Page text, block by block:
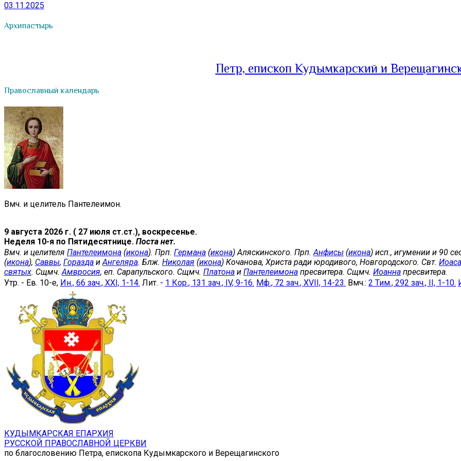
03.11.2025
Архипастырь
Петр, епископ Кудымкарский и
Православный календарь
Вмч. и целитель Пантелеимон.
9 августа 2026 г. ( 27 июля ст.ст.), воскресенье.
Неделя 10-я по Пятидесятнице. Поста нет.
Вмч. и целителя Пантелеимона (икона). Прп. Германа (икона) Аляскинского. Прп. Анфисы (икона) исп., игумении и 90
(икона), Саввы, Горазда и Ангеляра. Блж. Николая (икона) Кочанова, Христа ради юродивого, Новгородского. Свт.
святых. Сщмч. Амвросия, еп. Сарапульского. Сщмч. Платона и Пантелеимона пресвитера. Сщмч. Иоанна пресвитера.
Утр. - Ев. 10-е, Ин., 66 зач., XXI, 1-14. Лит. - 1 Кор., 131 зач., IV, 9-16. Мф., 72 зач., XVII, 14-23. Вмч.: 2 Тим., 292 зач., II, 1-10.
КУДЫМКАРСКАЯ ЕПАРХИЯ
РУССКОЙ ПРАВОСЛАВНОЙ ЦЕРКВИ
по благословению Петра, епископа Кудымкарского и Верещагинского